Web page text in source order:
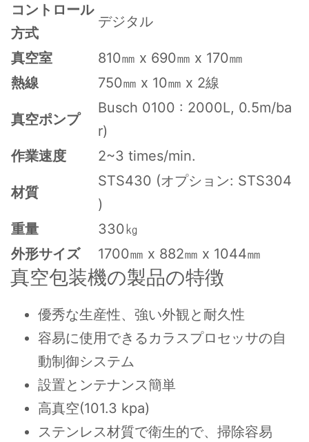
コントロール
方式
デジタル
真空室
810㎜ x 690㎜ x 170㎜
熱線
750㎜ x 10㎜ x 2線
真空ポンプ
Busch 0100 : 2000L, 0.5m/ba
r)
作業速度
2~3 times/min.
材質
STS430 (オプション: STS304
)
重量
330㎏
外形サイズ
1700㎜ x 882㎜ x 1044㎜
真空包装機の製品の特徴
優秀な生産性、強い外観と耐久性
容易に使用できるカラスプロセッサの自
動制御システム
設置とンテナンス簡単
高真空(101.3 kpa)
ステンレス材質で衛生的で、掃除容易